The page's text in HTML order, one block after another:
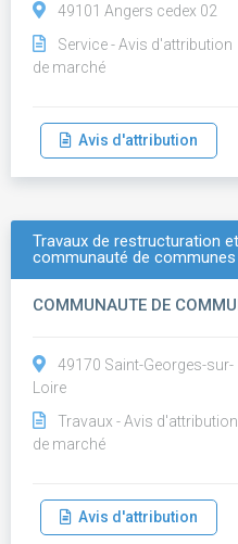
49101 Angers cedex 02
Service - Avis d'attribution
de marché
Avis d'attribution
Travaux de restructuration
communauté de
COMMUNAUTE DE
49170 Saint-Georges-sur-
Loire
Travaux - Avis d'attribution
de marché
Avis d'attribution